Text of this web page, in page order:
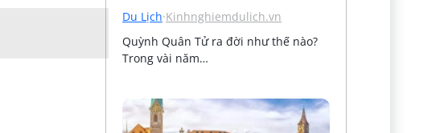
Du Lịch·Kinhnghiemdulich.vn
Quỳnh Quân Tử ra đời như thế nào?
Trong vài năm…